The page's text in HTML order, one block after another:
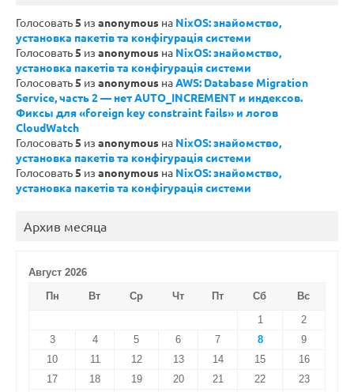
Голосовать5 из anonymous на NixOS: знайомство,
установка пакетів та конфігурація системи
Голосовать5 из anonymous на NixOS: знайомство,
установка пакетів та конфігурація системи
Голосовать5 из anonymous наAWS: Database Migration
Service, часть 2 — нет AUTO_INCREMENT и индексов.
Фиксы для «foreign key constraint fails» и логов
CloudWatch
Голосовать5 из anonymous на NixOS: знайомство,
установка пакетів та конфігурація системи
Голосовать5 из anonymous на NixOS: знайомство,
установка пакетів та конфігурація системи
Архив месяца
Август 2026
Пн
Вт Ср Чт Пт Сб
Вс
1
2
3
4 5 6 7 8
9
10
11 12 13 14 15
16
17
18 19 20 21 22 23